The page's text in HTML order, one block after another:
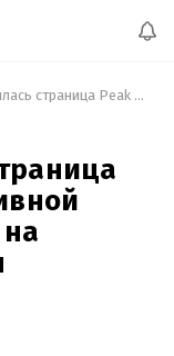
В Steam появилась страница Peak or Die – нарративной игры о восхождении на украинские Карпаты